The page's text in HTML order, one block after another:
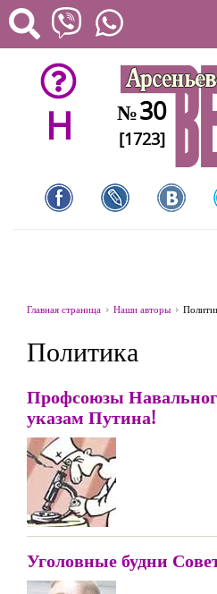
H №30
[1723]
Главная страница Наши авторы
Политика
Профсоюзы
указам Путина!
Уголовные будни